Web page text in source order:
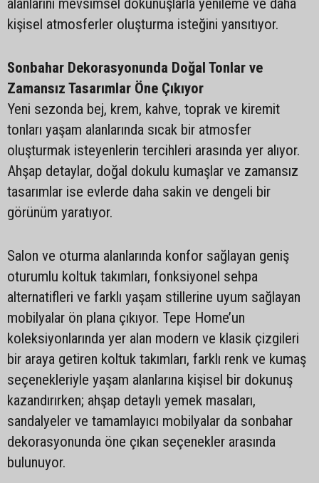
alanlarını mevsimsel dokunuşlarla yenileme ve daha
kişisel atmosferler oluşturma isteğini yansıtıyor.
Sonbahar Dekorasyonunda Doğal Tonlar ve
Zamansız Tasarımlar Öne Çıkıyor
Yeni sezonda bej, krem, kahve, toprak ve kiremit
tonları yaşam alanlarında sıcak bir atmosfer
oluşturmak isteyenlerin tercihleri arasında yer alıyor.
Ahşap detaylar, doğal dokulu kumaşlar ve zamansız
tasarımlar ise evlerde daha sakin ve dengeli bir
görünüm yaratıyor.
Salon ve oturma alanlarında konfor sağlayan geniş
oturumlu koltuk takımları, fonksiyonel sehpa
alternatifleri ve farklı yaşam stillerine uyum sağlayan
mobilyalar ön plana çıkıyor. Tepe Home’un
koleksiyonlarında yer alan modern ve klasik çizgileri
bir araya getiren koltuk takımları, farklı renk ve kumaş
seçenekleriyle yaşam alanlarına kişisel bir dokunuş
kazandırırken; ahşap detaylı yemek masaları,
sandalyeler ve tamamlayıcı mobilyalar da sonbahar
dekorasyonunda öne çıkan seçenekler arasında
bulunuyor.